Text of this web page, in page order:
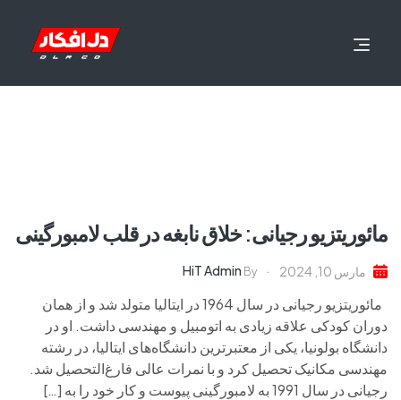
مائوریتزیو رجیانی: خلاق نابغه در قلب لامبورگینی
مارس 10, 2024 By
HiT Admin
مائوریتزیو رجیانی در سال 1964 در ایتالیا متولد شد و از همان
دوران کودکی علاقه زیادی به اتومبیل و مهندسی داشت. او در
دانشگاه بولونیا، یکی از معتبرترین دانشگاه‌های ایتالیا، در رشته
مهندسی مکانیک تحصیل کرد و با نمرات عالی فارغ‌التحصیل شد.
رجیانی در سال 1991 به لامبورگینی پیوست و کار خود را به […]